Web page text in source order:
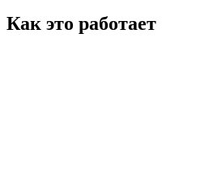
Как это работает